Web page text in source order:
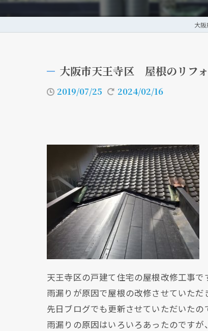
大
大阪市天王寺区 屋根のリフ
2019/07/25 2024/02/16
天王寺区の戸建て住宅の屋根改修工事で
雨漏りが原因で屋根の改修させていた
先日ブログでも更新させていただいた
雨漏りの原因はいろいろあったのです